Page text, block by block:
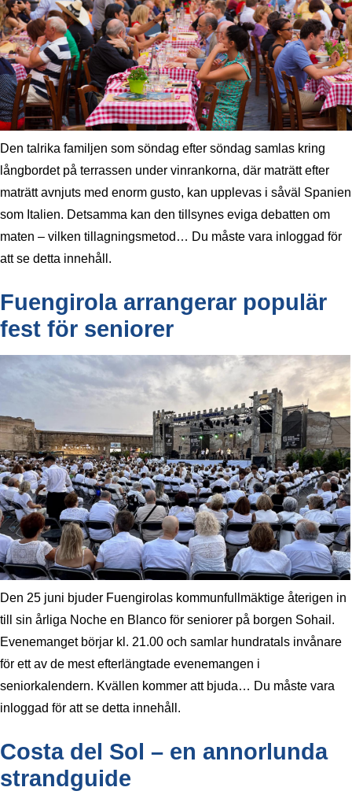
Den talrika familjen som söndag efter söndag samlas kring
långbordet på terrassen under vinrankorna, där maträtt efter
maträtt avnjuts med enorm gusto, kan upplevas i såväl Spanien
som Italien. Detsamma kan den tillsynes eviga debatten om
maten – vilken tillagningsmetod… Du måste vara inloggad för
att se detta innehåll.
Fuengirola arrangerar populär
fest för seniorer
Den 25 juni bjuder Fuengirolas kommunfullmäktige återigen in
till sin årliga Noche en Blanco för seniorer på borgen Sohail.
Evenemanget börjar kl. 21.00 och samlar hundratals invånare
för ett av de mest efterlängtade evenemangen i
seniorkalendern. Kvällen kommer att bjuda… Du måste vara
inloggad för att se detta innehåll.
Costa del Sol – en annorlunda
strandguide